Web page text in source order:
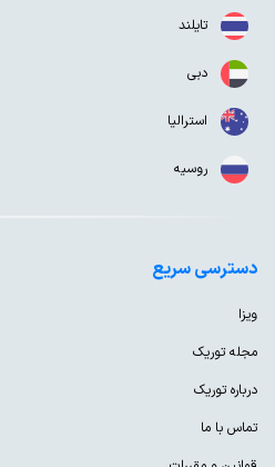
تایلند
دبی
استرالیا
روسیه
دسترسی سریع
ویزا
مجله توریک
درباره توریک
تماس با ما